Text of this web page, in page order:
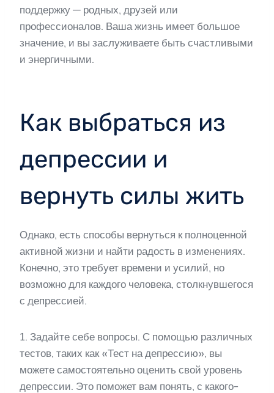
поддержку — родных, друзей или
профессионалов. Ваша жизнь имеет большое
значение, и вы заслуживаете быть счастливыми
и энергичными.
Как выбраться из
депрессии и
вернуть силы жить
Однако, есть способы вернуться к полноценной
активной жизни и найти радость в изменениях.
Конечно, это требует времени и усилий, но
возможно для каждого человека, столкнувшегося
с депрессией.
1. Задайте себе вопросы. С помощью различных
тестов, таких как «Тест на депрессию», вы
можете самостоятельно оценить свой уровень
депрессии. Это поможет вам понять, с какого-